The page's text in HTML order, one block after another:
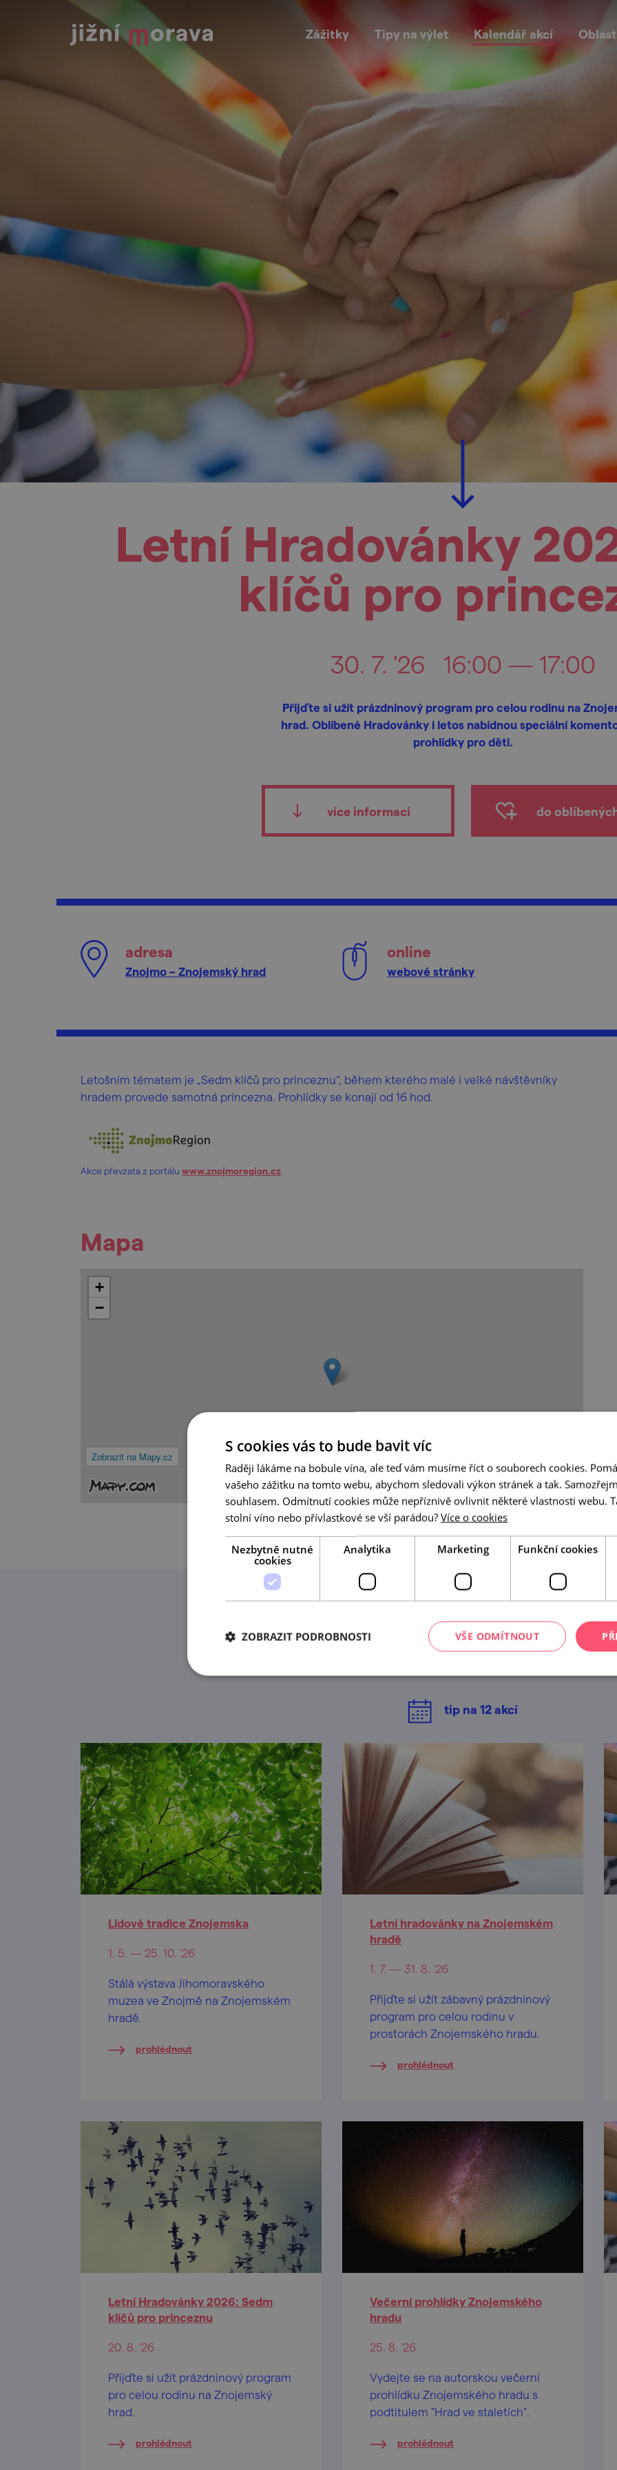
Zážitky Tipy na výlet Kalendář akcí
Letní Hradovánky
klíčů pro
30. 7. '26 16:00 — 17:00
Přijďte si užít prázdninový program pro celou rodinu na
hrad. Oblíbené Hradovánky i letos nabídnou speciální
prohlídky pro děti.
více informací do
adresa
Znojmo – Znojemský hrad
online
webové stránky
Letošním tématem je „Sedm klíčů pro princeznu“, během kterého malé i velké návštěvníky
hradem provede samotná princezna. Prohlídky se konají od 16 hod.
Akce převzata z portálu www.znojmoregion.cz
Mapa
Zobrazit na Mapy.cz
+
−
Leaflet|© Seznam.cz a.s. a další
A tady už jste byli?
Našli jsme další akce, které by se vám mohly líbit.
tip na 12akcí
Lidové tradice Znojemska
1. 5. — 25. 10. '26
Stálá výstava Jihomoravského
muzea ve Znojmě na Znojemském
hradě.
prohlédnout
Letní hradovánky na Znojemském
hradě
1. 7. — 31. 8. '26
Přijďte si užít zábavný prázdninový
program pro celou rodinu v
prostorách Znojemského hradu.
prohlédnout
Letní Hradovánky 2026: Sedm
klíčů pro princeznu
20. 8. '26
Přijďte si užít prázdninový program
pro celou rodinu na Znojemský
hrad.
prohlédnout
Večerní prohlídky Znojemského
hradu
25. 8. '26
Vydejte se na autorskou večerní
prohlídku Znojemského hradu s
podtitulem "Hrad ve staletích".
prohlédnout
S cookies vás to bude bavit víc
Raději lákáme na bobule vína, ale teď vám musíme říct o souborech cookies.
vašeho zážitku na tomto webu, abychom sledovali výkon stránek a tak.
souhlasem. Odmítnutí cookies může nepříznivě ovlivnit některé vlastnosti webu.
stolní víno nebo přívlastkové se vší parádou? Více o cookies
Nezbytně nutné
cookies
Analytika Marketing Funkční cookies
VŠE ODMÍTNOUT
ZOBRAZIT PODROBNOSTI